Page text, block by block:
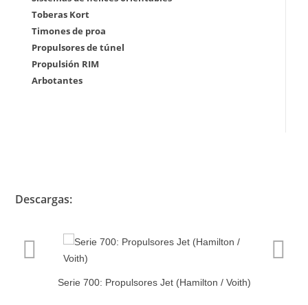
Toberas Kort
Timones de proa
Propulsores de túnel
Propulsión RIM
Arbotantes
Descargas:
Serie 700: Propulsores Jet (Hamilton / Voith)